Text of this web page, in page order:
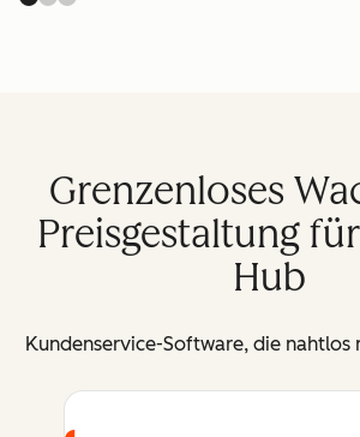
Grenzenloses
Preisgestaltung
Hub
Kundenservice-Software, die nahtlos